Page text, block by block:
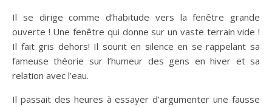
Il se dirige comme d’habitude vers la fenêtre grande
ouverte ! Une fenêtre qui donne sur un vaste terrain vide !
Il fait gris dehors! Il sourit en silence en se rappelant sa
fameuse théorie sur l’humeur des gens en hiver et sa
relation avec l’eau.
Il passait des heures à essayer d’argumenter une fausse